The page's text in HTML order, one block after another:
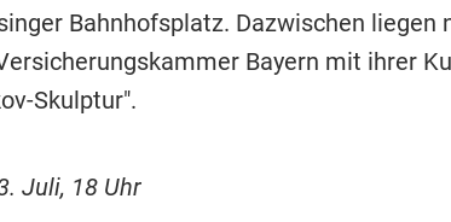
Bahnhofsplatz. Dazwischen liegen
Bayern mit ihrer
Skulptur".
Juli, 18 Uhr